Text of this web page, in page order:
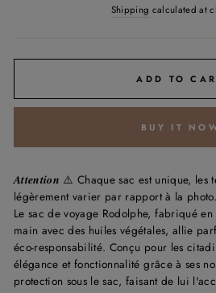
price
price
Shipping calculated at
ADD TO
BUY IT
𝑨𝒕𝒕𝒆𝒏𝒕𝒊𝒐𝒏 ⚠️ Chaque sac est unique, les
légèrement varier par rapport à la photo.
Le sac de voyage Rodolphe, fabriqué
main avec des huiles végétales, allie
éco-responsabilité. Conçu pour les
élégance et fonctionnalité grâce à ses
protection sous le sac, faisant de lui